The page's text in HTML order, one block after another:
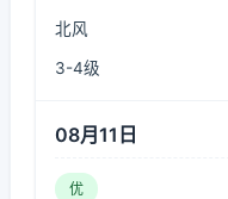
北风
3-4级
08月11日
优